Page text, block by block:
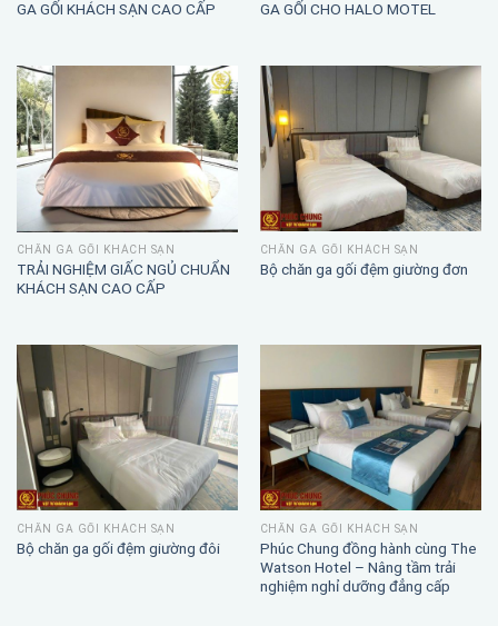
GA GỐI KHÁCH SẠN CAO CẤP
GA GỐI CHO HALO MOTEL
CHĂN GA GỐI KHÁCH SẠN
TRẢI NGHIỆM GIẤC NGỦ CHUẨN
KHÁCH SẠN CAO CẤP
CHĂN GA GỐI KHÁCH SẠN
Bộ chăn ga gối đệm giường đơn
CHĂN GA GỐI KHÁCH SẠN
Bộ chăn ga gối đệm giường đôi
CHĂN GA GỐI KHÁCH SẠN
Phúc Chung đồng hành cùng The
Watson Hotel – Nâng tầm trải
nghiệm nghỉ dưỡng đẳng cấp